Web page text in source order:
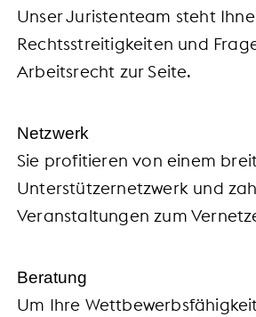
Unser Juristenteam steht
Rechtsstreitigkeiten und
Arbeitsrecht zur Seite.
Netzwerk
Sie profitieren von einem
Unterstützernetzwerk und
Veranstaltungen zum
Beratung
Um Ihre